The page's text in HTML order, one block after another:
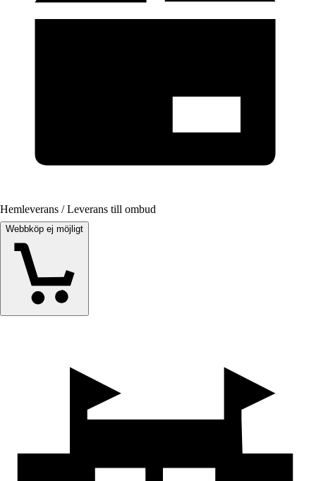
Hemleverans / Leverans till ombud
Webbköp ej möjligt